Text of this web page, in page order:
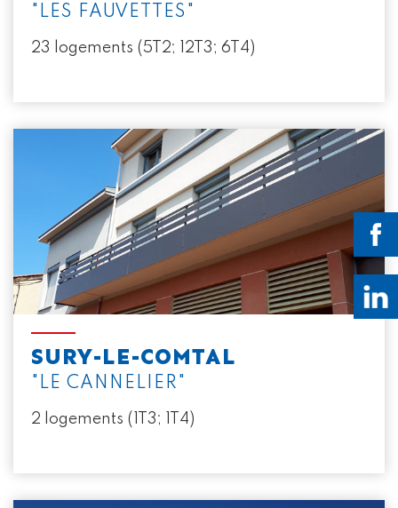
"LES FAUVETTES"
23 logements (5T2; 12T3; 6T4)
SURY-LE-COMTAL
"LE CANNELIER"
2 logements (1T3; 1T4)